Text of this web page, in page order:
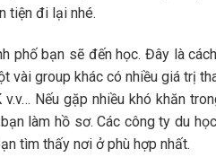
tiện đi lại nhé.
bạn sẽ đến học. Đây là
vài group khác có nhiều giá trị
Nếu gặp nhiều khó khăn
làm hồ sơ. Các công ty du
tìm thấy nơi ở phù hợp nhất.